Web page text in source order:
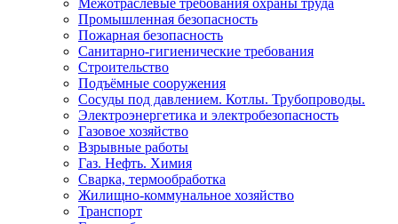
Межотраслевые требования охраны труда
Промышленная безопасность
Пожарная безопасность
Санитарно-гигиенические требования
Строительство
Подъёмные сооружения
Сосуды под давлением. Котлы. Трубопроводы.
Электроэнергетика и электробезопасность
Газовое хозяйство
Взрывные работы
Газ. Нефть. Химия
Сварка, термообработка
Жилищно-коммунальное хозяйство
Транспорт